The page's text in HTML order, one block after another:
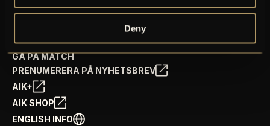
Deny
BILJETTER
SPELSCHEMA
GÅ PÅ MATCH
PRENUMERERA PÅ NYHETSBREV
AIK+
AIK SHOP
ENGLISH INFO